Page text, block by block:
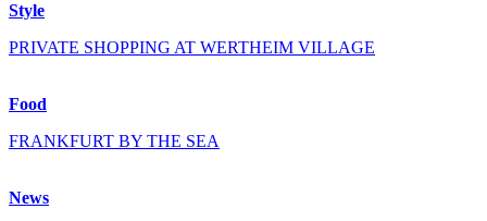
Style
PRIVATE SHOPPING AT WERTHEIM VILLAGE
Food
FRANKFURT BY THE SEA
News